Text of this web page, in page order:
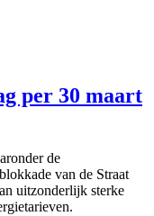
per 30 maart
de
van de Straat
uitzonderlijk sterke